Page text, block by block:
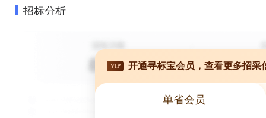
招标分析
VIP 开通寻标宝会员，查看更多招采
单省会员